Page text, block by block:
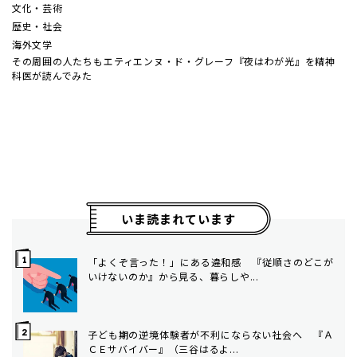
文化・芸術
歴史・社会
海外文学
その周囲の人たちも――エティエンヌ・ド・グレーフ『夜はわが光』を精神
科医が読んでみた
いま読まれています
「よくぞ言った！」にある違和感 『従順さのどこが
いけないのか』から見る、暮らしや...
子ども期の逆境体験者が不利にならない社会へ ――『Ａ
ＣＥサバイバー』（三谷はるよ...